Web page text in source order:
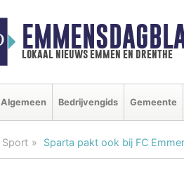
lokaal nieuws emmen en drenthe
Algemeen Bedrijvengids Gemeente
Sport Sparta pakt ook bij FC